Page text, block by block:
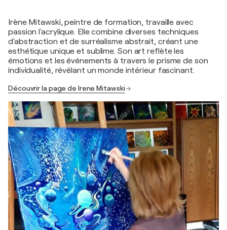
Irène Mitawski, peintre de formation, travaille avec
passion l'acrylique. Elle combine diverses techniques
d'abstraction et de surréalisme abstrait, créant une
esthétique unique et sublime. Son art reflète les
émotions et les événements à travers le prisme de son
individualité, révélant un monde intérieur fascinant.
Découvrir la page de Irene Mitawski